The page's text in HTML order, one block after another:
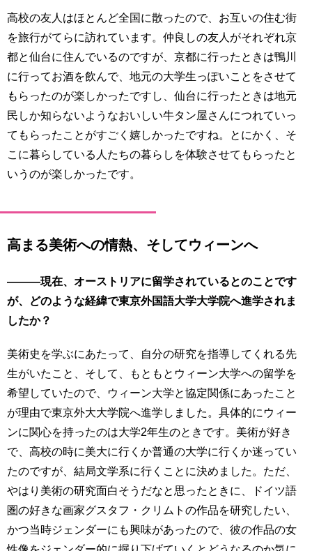
高校の友人はほとんど全国に散ったので、お互いの住む街
を旅行がてらに訪れています。仲良しの友人がそれぞれ京
都と仙台に住んでいるのですが、京都に行ったときは鴨川
に行ってお酒を飲んで、地元の大学生っぽいことをさせて
もらったのが楽しかったですし、仙台に行ったときは地元
民しか知らないようなおいしい牛タン屋さんにつれていっ
てもらったことがすごく嬉しかったですね。とにかく、そ
こに暮らしている人たちの暮らしを体験させてもらったと
いうのが楽しかったです。
高まる美術への情熱、そしてウィーンへ
―――現在、オーストリアに留学されているとのことです
が、どのような経緯で東京外国語大学大学院へ進学されま
したか？
美術史を学ぶにあたって、自分の研究を指導してくれる先
生がいたこと、そして、もともとウィーン大学への留学を
希望していたので、ウィーン大学と協定関係にあったこと
が理由で東京外大大学院へ進学しました。具体的にウィー
ンに関心を持ったのは大学2年生のときです。美術が好き
で、高校の時に美大に行くか普通の大学に行くか迷ってい
たのですが、結局文学系に行くことに決めました。ただ、
やはり美術の研究面白そうだなと思ったときに、ドイツ語
圏の好きな画家グスタフ・クリムトの作品を研究したい、
かつ当時ジェンダーにも興味があったので、彼の作品の女